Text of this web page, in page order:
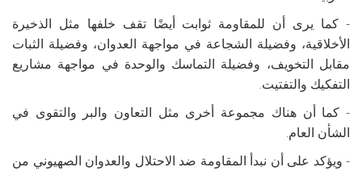
- كما يرى أن للمقاومة ثوابت أيضًا تقف خلفها مثل الذخيرة
الأخلاقية، وفضيلة الشجاعة في مواجهة العدوان، وفضيلة الثبات
مقابل التخويف، وفضيلة التماسك والوحدة في مواجهة مشاريع
التفكيك والتفتيت.
- كما أن هناك مجموعة أخرى مثل التعاون والبر والتقوى في
الشأن العام.
- ويؤكد على أن نبدأ المقاومة ضد الاحتلال والعدوان الصهيوني من